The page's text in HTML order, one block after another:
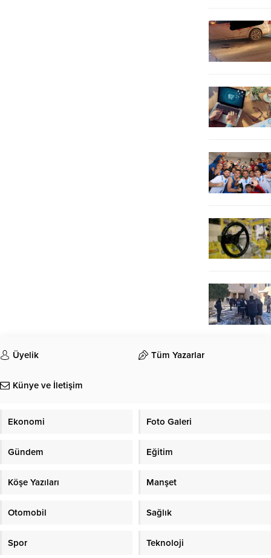
Üyelik Tüm Yazarlar
Künye ve İletişim
Ekonomi Foto Galeri
Gündem Eğitim
Köşe Yazıları Manşet
Otomobil Sağlık
Spor Teknoloji